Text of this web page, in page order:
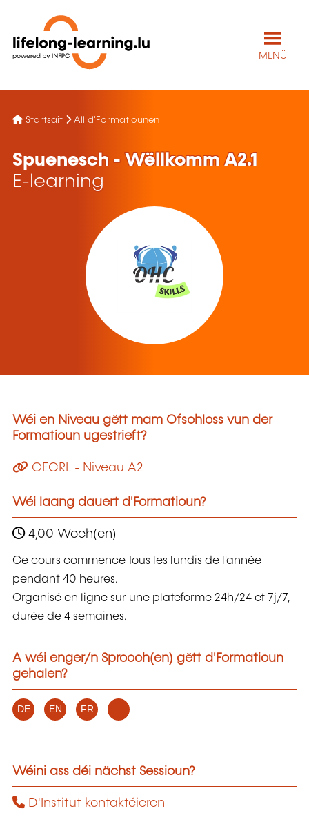
MENÜ
Startsäit All d'Formatiounen
Spuenesch - Wëllkomm A2.1
E-learning
Wéi en Niveau gëtt mam Ofschloss vun der
Formatioun ugestrieft?
CECRL - Niveau A2
Wéi laang dauert d'Formatioun?
4,00 Woch(en)
Ce cours commence tous les lundis de l'année
pendant 40 heures.
Organisé en ligne sur une plateforme 24h/24 et 7j/7,
durée de 4 semaines.
A wéi enger/n Sprooch(en) gëtt d'Formatioun
gehalen?
DE EN FR
Wéini ass déi nächst Sessioun?
D'Institut kontaktéieren